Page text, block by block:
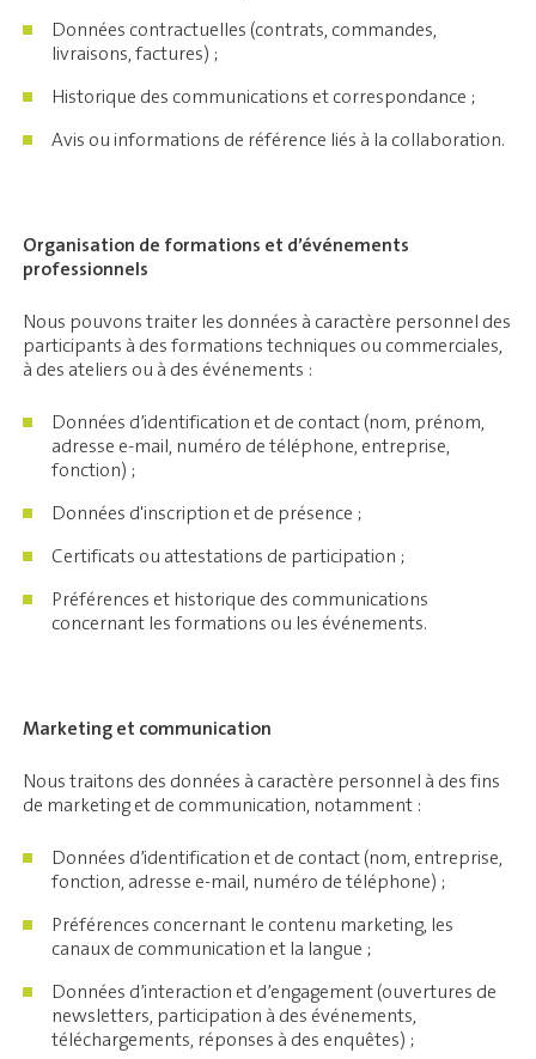
Données contractuelles (contrats, commandes,
livraisons, factures) ;
Historique des communications et correspondance ;
Avis ou informations de référence liés à la collaboration.
Organisation de formations et d’événements
professionnels
Nous pouvons traiter les données à caractère personnel des
participants à des formations techniques ou commerciales,
à des ateliers ou à des événements :
Données d’identification et de contact (nom, prénom,
adresse e-mail, numéro de téléphone, entreprise,
fonction) ;
Données d'inscription et de présence ;
Certificats ou attestations de participation ;
Préférences et historique des communications
concernant les formations ou les événements.
Marketing et communication
Nous traitons des données à caractère personnel à des fins
de marketing et de communication, notamment :
Données d’identification et de contact (nom, entreprise,
fonction, adresse e-mail, numéro de téléphone) ;
Préférences concernant le contenu marketing, les
canaux de communication et la langue ;
Données d’interaction et d’engagement (ouvertures de
newsletters, participation à des événements,
téléchargements, réponses à des enquêtes) ;